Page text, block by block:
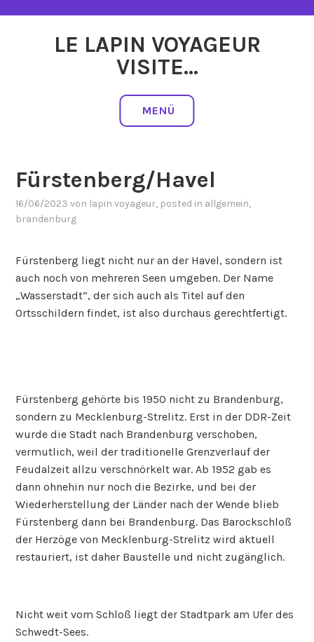
LE LAPIN VOYAGEUR
VISITE…
MENÜ
Fürstenberg/Havel
16/06/2023 von lapin voyageur, posted in allgemein,
brandenburg
Fürstenberg liegt nicht nur an der Havel, sondern ist
auch noch von mehreren Seen umgeben. Der Name
„Wasserstadt“, der sich auch als Titel auf den
Ortsschildern findet, ist also durchaus gerechtfertigt.
Fürstenberg gehörte bis 1950 nicht zu Brandenburg,
sondern zu Mecklenburg-Strelitz. Erst in der DDR-Zeit
wurde die Stadt nach Brandenburg verschoben,
vermutlich, weil der traditionelle Grenzverlauf der
Feudalzeit allzu verschnörkelt war. Ab 1952 gab es
dann ohnehin nur noch die Bezirke, und bei der
Wiederherstellung der Länder nach der Wende blieb
Fürstenberg dann bei Brandenburg. Das Barockschloß
der Herzöge von Mecklenburg-Strelitz wird aktuell
restauriert, ist daher Baustelle und nicht zugänglich.
Nicht weit vom Schloß liegt der Stadtpark am Ufer des
Schwedt-Sees.